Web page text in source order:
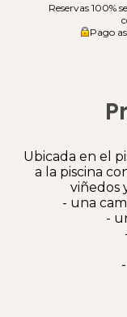
Reservas 100%
Pago
Ubicada en el
a la piscina
viñedos
- una
-